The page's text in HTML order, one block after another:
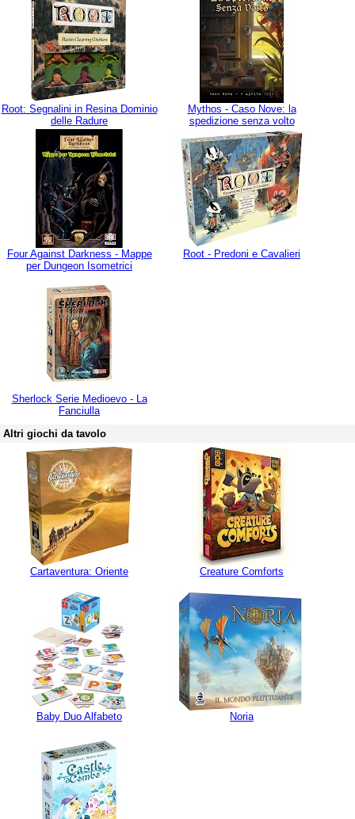
Root: Segnalini in Resina Dominio
delle Radure
Mythos - Caso Nove: la
spedizione senza volto
Four Against Darkness - Mappe
per Dungeon Isometrici
Root - Predoni e Cavalieri
Sherlock Serie Medioevo - La
Fanciulla
Altri giochi da tavolo
Cartaventura: Oriente Creature Comforts
Baby Duo Alfabeto Noria